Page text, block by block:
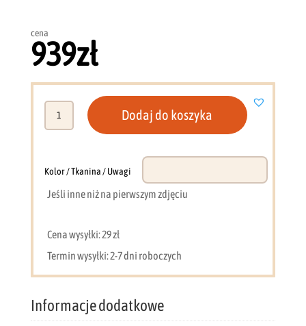
cena
939zł
baltic
ELORA
Dodaj do koszyka
Kolor / Tkanina / Uwagi
Jeśli inne niż na pierwszym zdjęciu
Cena wysyłki: 29 zł
Termin wysyłki: 2-7 dni roboczych
Informacje dodatkowe